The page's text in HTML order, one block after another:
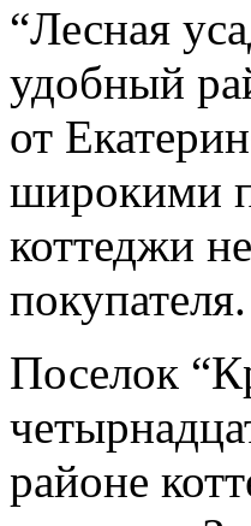
“Лесная
удобный
от
широкими
коттеджи
покупателя.
Поселок
районе